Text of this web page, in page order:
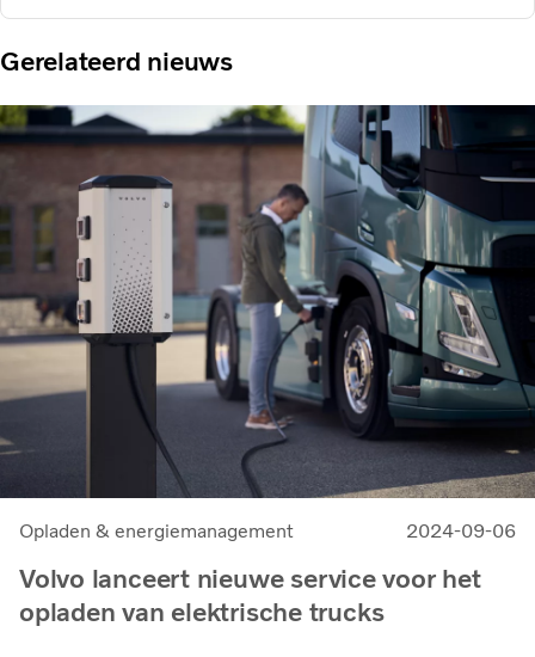
Gerelateerd nieuws
Opladen & energiemanagement 2024-09-06
Volvo lanceert nieuwe service voor het
opladen van elektrische trucks